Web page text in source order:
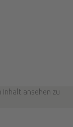
ansehen zu